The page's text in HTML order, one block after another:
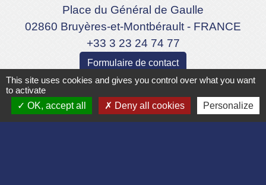
Place du Général de Gaulle
02860 Bruyères-et-Montbérault - FRANCE
+33 3 23 24 74 77
Formulaire de contact
This site uses cookies and gives you control over what you want
to activate
OK, accept all
Deny all cookies Personalize